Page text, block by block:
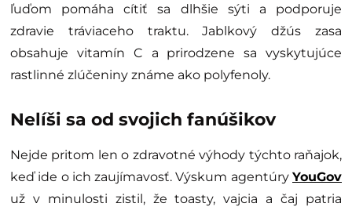
ľuďom pomáha cítiť sa dlhšie sýti a podporuje
zdravie tráviaceho traktu. Jablkový džús zasa
obsahuje vitamín C a prirodzene sa vyskytujúce
rastlinné zlúčeniny známe ako polyfenoly.
Nelíši sa od svojich fanúšikov
Nejde pritom len o zdravotné výhody týchto raňajok,
keď ide o ich zaujímavosť. Výskum agentúry YouGov
už v minulosti zistil, že toasty, vajcia a čaj patria